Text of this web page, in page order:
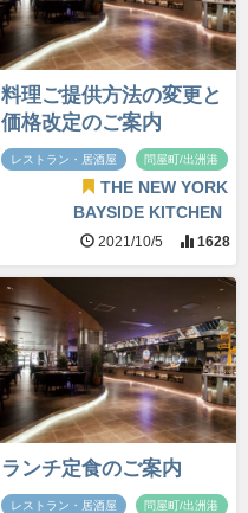
料理ご提供方法の変更と
価格改定のご案内
レストラン・居酒屋 問屋町/出洲港
THE NEW YORK
BAYSIDE KITCHEN
2021/10/5 1628
ランチ定食のご案内
レストラン・居酒屋 問屋町/出洲港